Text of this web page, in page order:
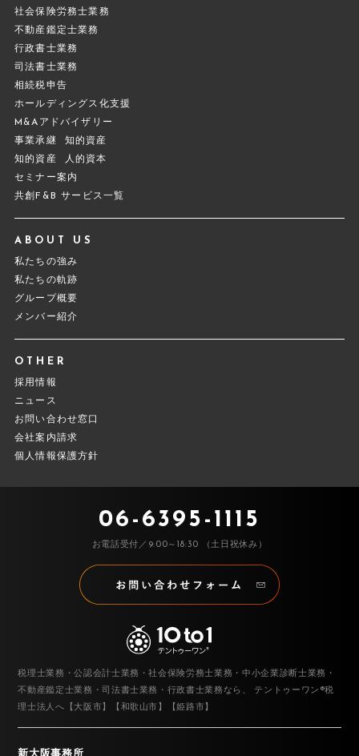
社会保険労務士業務
不動産鑑定士業務
行政書士業務
司法書士業務
相続税申告
ホールディングス化支援
M&Aアドバイザリー
事業承継
知的資産
知的資産
人的資本
セミナー案内
共創F&B サービス一覧
ABOUT US
私たちの強み
私たちの軌跡
グループ概要
メンバー紹介
OTHER
採用情報
ニュース
お問い合わせ窓口
会社案内請求
個人情報保護方針
06-6395-1115
お電話受付／9:00～18:30 （土日祝休み）
税理士業務・公認会計士業務・社会保険労務士業務・中小企業診断士業務・
不動産鑑定士業務・司法書士業務・行政書士業務なら、
テントゥーワン®税
理士法人へ【大阪市】【和歌山市】【姫路市】